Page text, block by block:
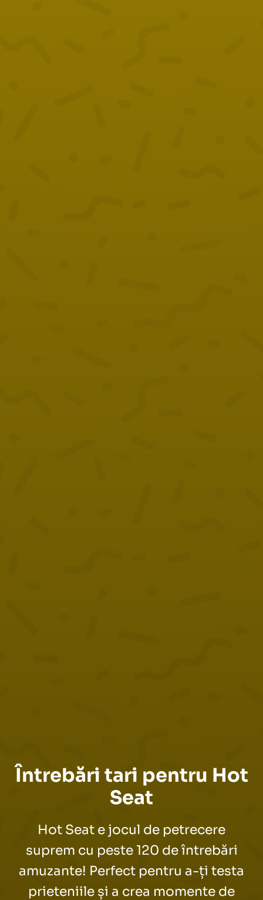
Întrebări tari pentru Hot
Seat
Hot Seat e jocul de petrecere
suprem cu peste 120 de întrebări
amuzante! Perfect pentru a-ți testa
prieteniile și a crea momente de